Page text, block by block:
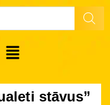
stāvus”